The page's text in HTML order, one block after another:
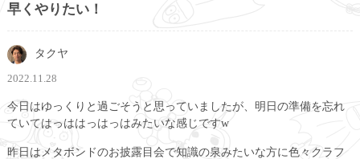
早くやりたい！
タクヤ
2022.11.28
今日はゆっくりと過ごそうと思っていましたが、明日の準備を忘れ
ていてはっははっはっはみたいな感じですw
昨日はメタボンドのお披露目会で知識の泉みたいな方に色々クラフ